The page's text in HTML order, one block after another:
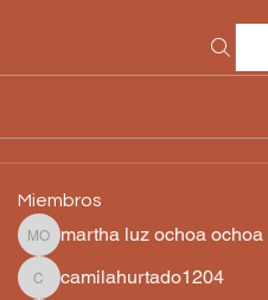
Miembros
martha luz ochoa ochoa
martha luz ochoa ochoa
camilahurtado1204
camilahurtado1204